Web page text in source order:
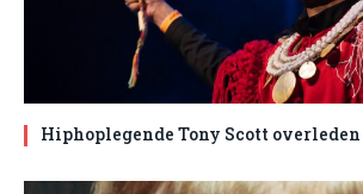
Hiphoplegende Tony Scott overleden